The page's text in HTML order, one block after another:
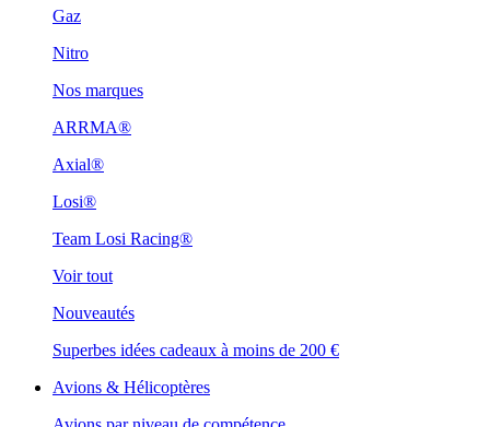
Gaz
Nitro
Nos marques
ARRMA®
Axial®
Losi®
Team Losi Racing®
Voir tout
Nouveautés
Superbes idées cadeaux à moins de 200 €
Avions & Hélicoptères